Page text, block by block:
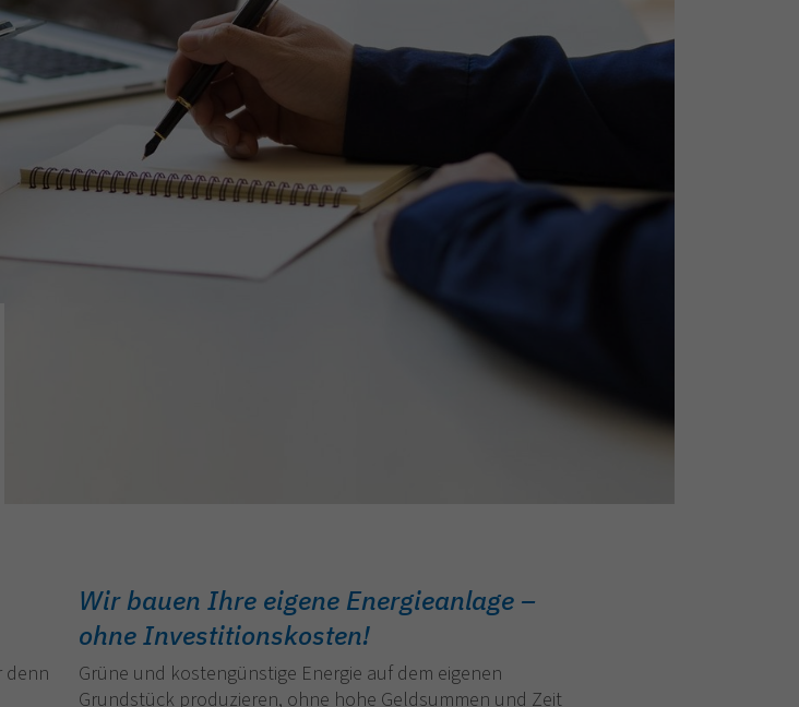
denn
Wir bauen Ihre eigene Energieanlage –
ohne Investitionskosten!
Grüne und kostengünstige Energie auf dem eigenen
Grundstück produzieren, ohne hohe Geldsummen und Zeit